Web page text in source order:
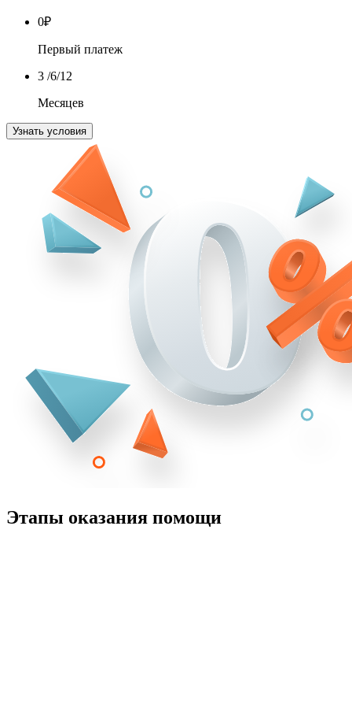
0₽
Первый платеж
3 /6/12
Месяцев
Узнать условия
Этапы оказания помощи